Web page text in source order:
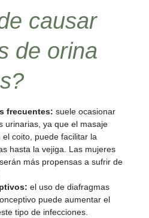
causar
de orina
frecuentes: suele ocasionar
urinarias, ya que el masaje
coito, puede facilitar la
hasta la vejiga. Las mujeres
más propensas a sufrir de
el uso de diafragmas
puede aumentar el
tipo de infecciones.